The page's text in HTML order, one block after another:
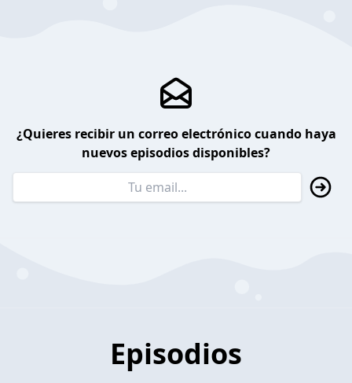
¿Quieres recibir un correo electrónico cuando haya
nuevos episodios disponibles?
Episodios